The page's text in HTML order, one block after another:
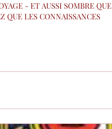
- ET AUSSI SOMBRE QUE
QUE LES CONNAISSANCES